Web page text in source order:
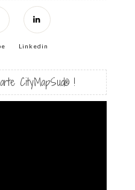
Linkedin
CityMapSud® !